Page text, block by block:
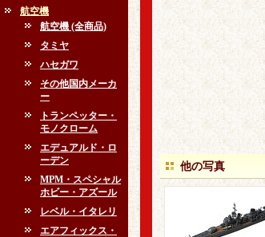
航空機
航空機 (全商品)
タミヤ
ハセガワ
その他国内メーカ
ー
トランペッター・
モノクローム
エデュアルド・ロ
ーデン
MPM・スペシャル
ホビー・アズール
レベル・イタレリ
エアフィックス・
他の写真